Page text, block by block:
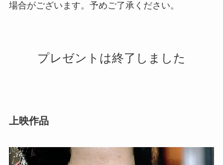
場合がございます。予めご了承ください。
プレゼントは終了しました
上映作品